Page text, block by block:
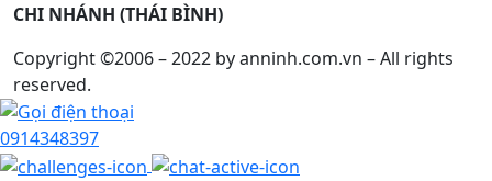
CHI NHÁNH (THÁI BÌNH)
Copyright ©2006 – 2022 by anninh.com.vn – All rights
reserved.
0914348397